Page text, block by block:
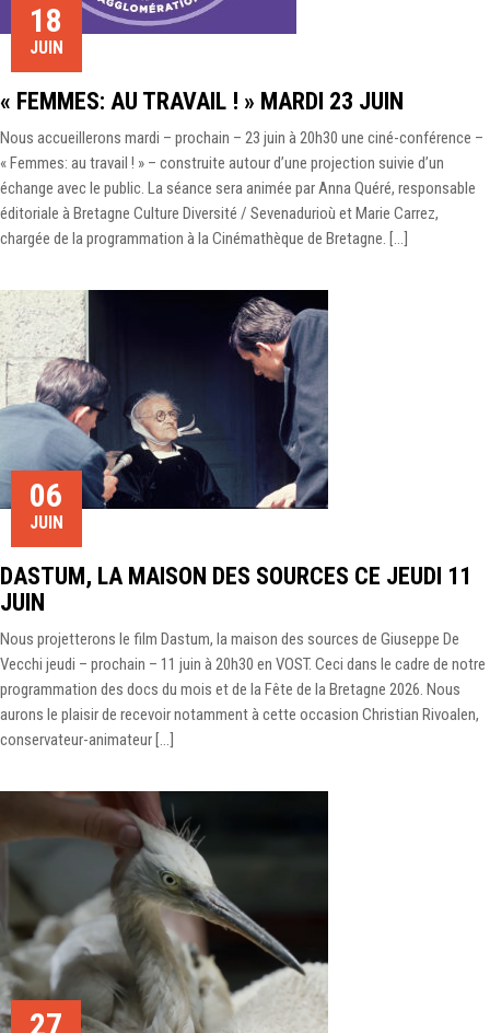
18
JUIN
« FEMMES: AU TRAVAIL ! » MARDI 23 JUIN
Nous accueillerons mardi – prochain – 23 juin à 20h30 une ciné-conférence –
« Femmes: au travail ! » – construite autour d’une projection suivie d’un
échange avec le public. La séance sera animée par Anna Quéré, responsable
éditoriale à Bretagne Culture Diversité / Sevenadurioù et Marie Carrez,
chargée de la programmation à la Cinémathèque de Bretagne. […]
06
JUIN
DASTUM, LA MAISON DES SOURCES CE JEUDI 11
JUIN
Nous projetterons le film Dastum, la maison des sources de Giuseppe De
Vecchi jeudi – prochain – 11 juin à 20h30 en VOST. Ceci dans le cadre de notre
programmation des docs du mois et de la Fête de la Bretagne 2026. Nous
aurons le plaisir de recevoir notamment à cette occasion Christian Rivoalen,
conservateur-animateur […]
27